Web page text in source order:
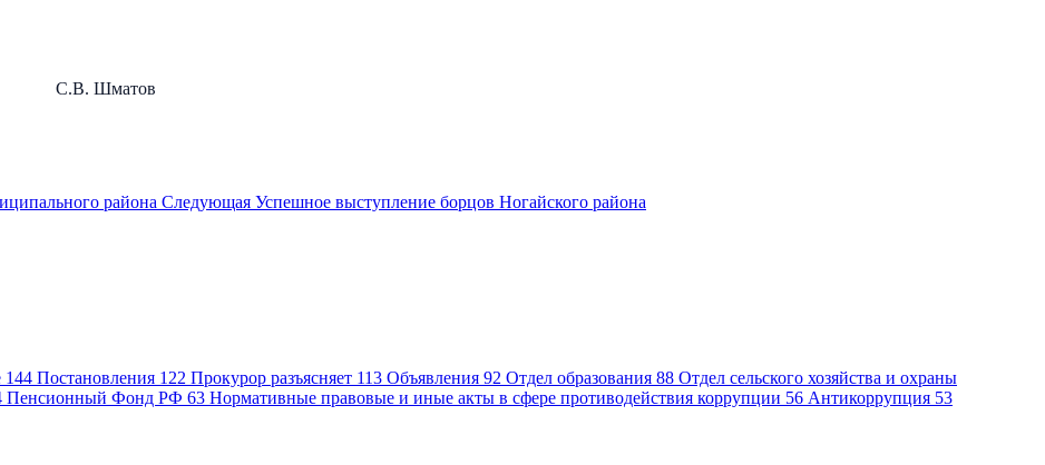
Шматов
района Следующая Успешное выступление борцов Ногайского района
144 Постановления 122 Прокурор разъясняет 113 Объявления 92 Отдел образования 88 Отдел сельского хозяйства и охраны
Пенсионный Фонд РФ 63 Нормативные правовые и иные акты в сфере противодействия коррупции 56 Антикоррупция 53